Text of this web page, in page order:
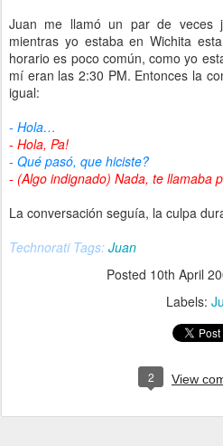
Juan me llamó un par de veces
mientras yo estaba en Wichita
horario es poco común, como yo
mí eran las 2:30 PM. Entonces la
igual:
- Hola…
- Hola, Pa!
- Qué pasó, que hiciste?
- (Algo indignado) Nada, te llamaba
La conversación seguía, la culpa
Technorati Tags: Juan
Posted 10th April
Labels:
2 View